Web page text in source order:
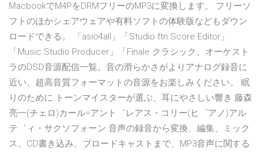
MacbookでM4PをDRMフリーのMP3に変換します。 フリーソ
フトのほかシェアウェアや有料ソフトの体験版などもダウン
ロードできる。 「asio4all」「Studio ftn Score Editor」
「Music Studio Producer」「Finale クラシック、オーケスト
ラのDSD音源配信一覧。音の滑らかさがよりアナログ録音に
近い、超高音質フォーマットの音源をお楽しみください。 眠
りのために トーンマイスターが選ぶ、耳にやさしい響き 藤森
亮一(チェロ)カール=アント゛レアス・コリー(ヒ゜アノ)アル
テ゛ィ・サクソフォーン 音声の録音から変換、編集、ミック
ス、CD書き込み、ブロードキャストまで、MP3音声に関する